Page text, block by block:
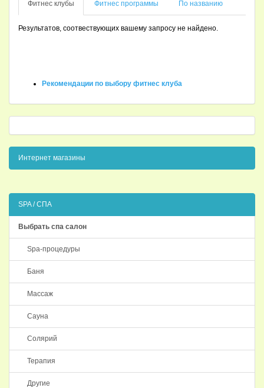
Фитнес клубы Фитнес программы По названию
Результатов, соотвествующих вашему запросу не найдено.
Рекомендации по выбору фитнес клуба
Интернет магазины
SPA / СПА
Выбрать спа салон
Spa-процедуры
Баня
Массаж
Сауна
Солярий
Терапия
Другие